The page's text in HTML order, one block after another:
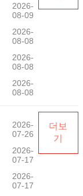
2026-
08-09
2026-
08-08
2026-
08-08
2026-
08-08
2026-
07-26
2026-
07-17
2026-
07-17
더보
기